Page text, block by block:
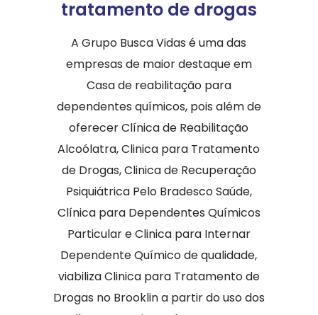
tratamento de drogas
A Grupo Busca Vidas é uma das
empresas de maior destaque em
Casa de reabilitação para
dependentes químicos, pois além de
oferecer Clínica de Reabilitação
Alcoólatra, Clinica para Tratamento
de Drogas, Clinica de Recuperação
Psiquiátrica Pelo Bradesco Saúde,
Clínica para Dependentes Químicos
Particular e Clinica para Internar
Dependente Químico de qualidade,
viabiliza Clinica para Tratamento de
Drogas no Brooklin a partir do uso dos